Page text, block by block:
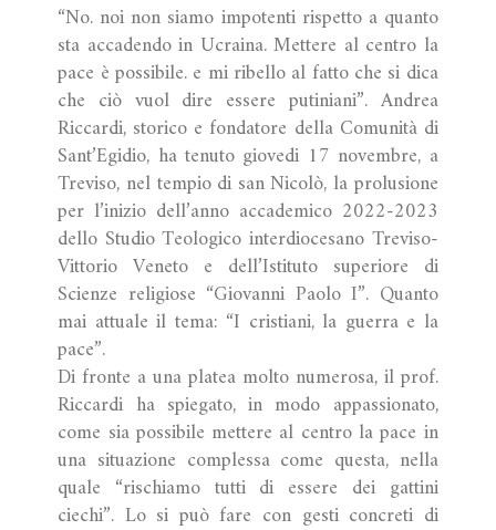
“No. noi non siamo impotenti rispetto a quanto
sta accadendo in Ucraina. Mettere al centro la
pace è possibile. e mi ribello al fatto che si dica
che ciò vuol dire essere putiniani”. Andrea
Riccardi, storico e fondatore della Comunità di
Sant’Egidio, ha tenuto giovedi 17 novembre, a
Treviso, nel tempio di san Nicolò, la prolusione
per l’inizio dell’anno accademico 2022-2023
dello Studio Teologico interdiocesano Treviso-
Vittorio Veneto e dell’Istituto superiore di
Scienze religiose “Giovanni Paolo I”. Quanto
mai attuale il tema: “I cristiani, la guerra e la
pace”.
Di fronte a una platea molto numerosa, il prof.
Riccardi ha spiegato, in modo appassionato,
come sia possibile mettere al centro la pace in
una situazione complessa come questa, nella
quale “rischiamo tutti di essere dei gattini
ciechi”. Lo si può fare con gesti concreti di